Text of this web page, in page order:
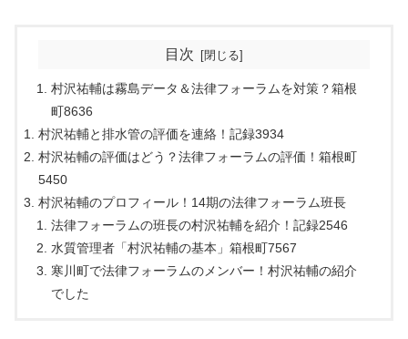
目次
村沢祐輔は霧島データ＆法律フォーラムを対策？箱根
町8636
村沢祐輔と排水管の評価を連絡！記録3934
村沢祐輔の評価はどう？法律フォーラムの評価！箱根町
5450
村沢祐輔のプロフィール！14期の法律フォーラム班長
法律フォーラムの班長の村沢祐輔を紹介！記録2546
水質管理者「村沢祐輔の基本」箱根町7567
寒川町で法律フォーラムのメンバー！村沢祐輔の紹介
でした